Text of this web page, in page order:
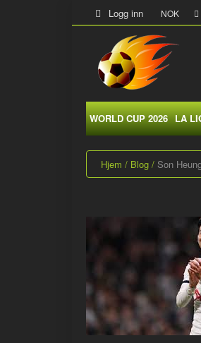
Logg inn NOK
WORLD CUP 2026 LA
Hjem Blog Son